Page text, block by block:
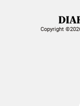
Copyright